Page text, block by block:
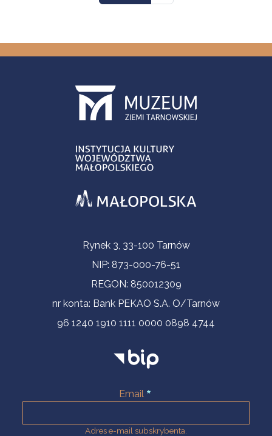
Informacje kontaktoweRynek 3, 33-100 Tarnów
NIP: 873-000-76-51
REGON: 850012309
nr konta: Bank PEKAO S.A. O/Tarnów
96 1240 1910 1111 0000 0898 4744
Email
Adres e-mail subskrybenta.